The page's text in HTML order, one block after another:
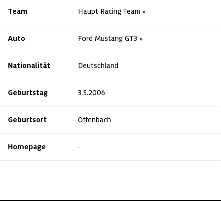
Team Haupt Racing Team
Auto Ford Mustang GT3
Nationalität Deutschland
Geburtstag 3.5.2006
Geburtsort Offenbach
Homepage -